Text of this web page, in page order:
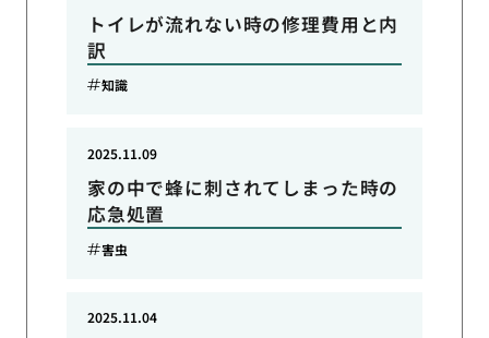
トイレが流れない時の修理費用と内
訳
知識
家の中で蜂に刺されてしまった時の
応急処置
2025.11.09
害虫
2025.11.04